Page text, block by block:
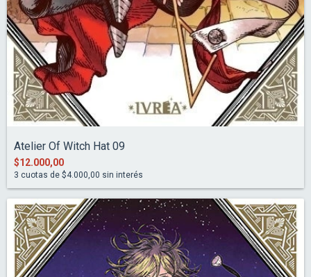
Atelier Of Witch Hat 09
$12.000,00
3 cuotas de $4.000,00 sin interés